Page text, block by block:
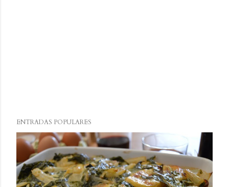
ENTRADAS POPULARES